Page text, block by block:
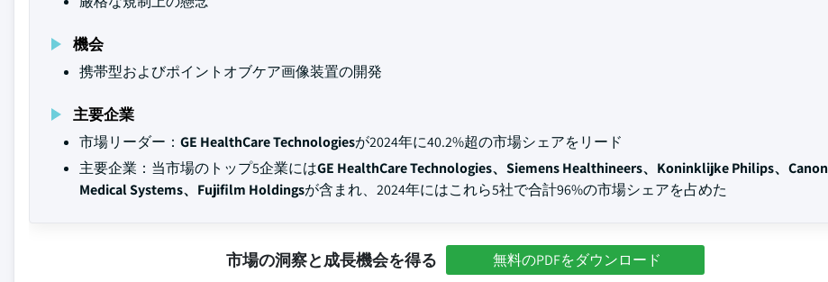
機会
携帯型およびポイントオブケア画像装置の開発
主要企業
市場リーダー： GE HealthCare Technologiesが2024年に40.2%超の市場シェアをリード
主要企業：当市場のトップ5企業にはGE HealthCare Technologies、Siemens Healthineers、Koninklijke Philips、Canon
Medical Systems、Fujifilm Holdingsが含まれ、2024年にはこれら5社で合計96%の市場シェアを占めた
市場の洞察と成長機会を得る 無料のPDFをダウンロード